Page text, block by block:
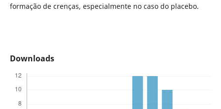
formação de crenças, especialmente no caso do placebo.
Downloads